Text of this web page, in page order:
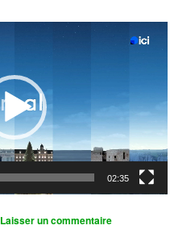
02:35
Laisser un commentaire